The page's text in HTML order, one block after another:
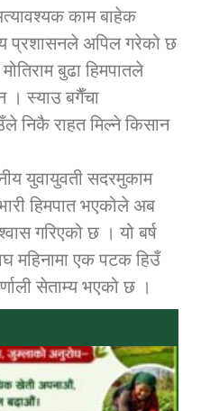
काम बाहेक
प्रशासनले अपिल गरेको छ
बुढा हिमपातले
। स्याउ बगैँचा
निकै राहत मिल्ने किसान
युवायुवती सदरमुकाम
हिमपात भएकोले अब
गरिएको छ । यो बर्ष
महिनामा एक पटक हिउँ
सेताम्य भएको छ ।